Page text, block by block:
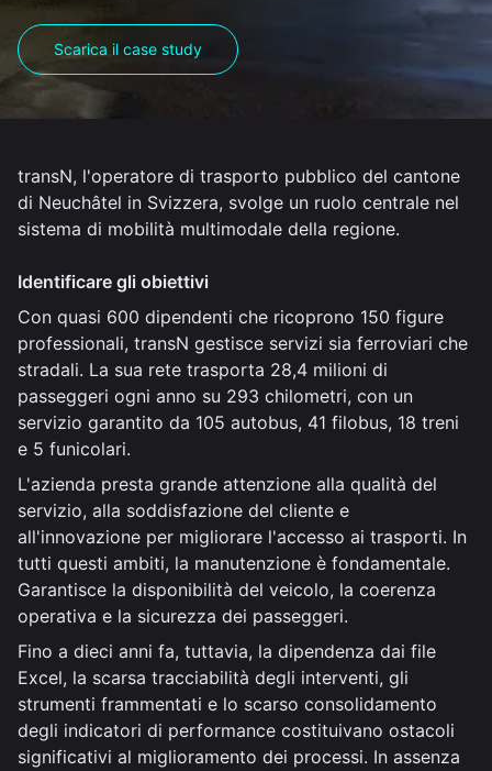
Scarica il case study
transN, l'operatore di trasporto pubblico del cantone
di Neuchâtel in Svizzera, svolge un ruolo centrale nel
sistema di mobilità multimodale della regione.
Identificare gli obiettivi
Con quasi 600 dipendenti che ricoprono 150 figure
professionali, transN gestisce servizi sia ferroviari che
stradali. La sua rete trasporta 28,4 milioni di
passeggeri ogni anno su 293 chilometri, con un
servizio garantito da 105 autobus, 41 filobus, 18 treni
e 5 funicolari.
L'azienda presta grande attenzione alla qualità del
servizio, alla soddisfazione del cliente e
all'innovazione per migliorare l'accesso ai trasporti. In
tutti questi ambiti, la manutenzione è fondamentale.
Garantisce la disponibilità del veicolo, la coerenza
operativa e la sicurezza dei passeggeri.
Fino a dieci anni fa, tuttavia, la dipendenza dai file
Excel, la scarsa tracciabilità degli interventi, gli
strumenti frammentati e lo scarso consolidamento
degli indicatori di performance costituivano ostacoli
significativi al miglioramento dei processi. In assenza